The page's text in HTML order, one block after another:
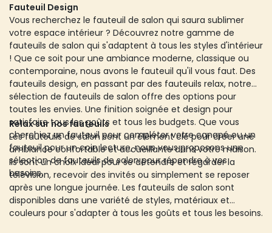
Fauteuil Design
Vous recherchez le fauteuil de salon qui saura sublimer
votre espace intérieur ? Découvrez notre gamme de
fauteuils de salon qui s'adaptent à tous les styles d'intérieur
! Que ce soit pour une ambiance moderne, classique ou
contemporaine, nous avons le fauteuil qu'il vous faut. Des
fauteuils design, en passant par des fauteuils relax, notre
sélection de fauteuils de salon offre des options pour
toutes les envies. Une finition soignée et design pour
satisfaire tous les goûts et tous les budgets. Que vous
cherchiez un fauteuil pour compléter votre canapé ou un
fauteuil pour un coin lecture, nous vous proposons une
sélection de fauteuils de salon pour répondre à vos
besoins.
Relax sur nos fauteuils
Les fauteuils de salon sont un élément clé pour créer une
ambiance confortable et accueillante dans votre maison.
Ils sont un choix idéal pour se détendre et regarder la
télévision, recevoir des invités ou simplement se reposer
après une longue journée. Les fauteuils de salon sont
disponibles dans une variété de styles, matériaux et
couleurs pour s'adapter à tous les goûts et tous les besoins.